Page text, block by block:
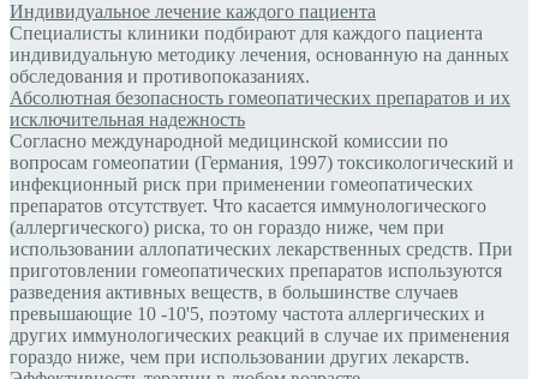
Индивидуальное лечение каждого пациента
Специалисты клиники подбирают для каждого пациента
индивидуальную методику лечения, основанную на данных
обследования и противопоказаниях.
Абсолютная безопасность гомеопатических препаратов и их
исключительная надежность
Согласно международной медицинской комиссии по
вопросам гомеопатии (Германия, 1997) токсикологический и
инфекционный риск при применении гомеопатических
препаратов отсутствует. Что касается иммунологического
(аллергического) риска, то он гораздо ниже, чем при
использовании аллопатических лекарственных средств. При
приготовлении гомеопатических препаратов используются
разведения активных веществ, в большинстве случаев
превышающие 10 -10'5, поэтому частота аллергических и
других иммунологических реакций в случае их применения
гораздо ниже, чем при использовании других лекарств.